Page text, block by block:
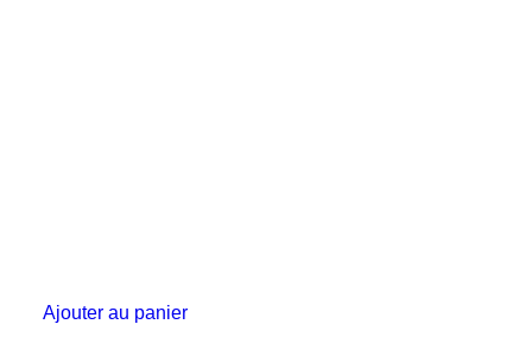
Ajouter au panier